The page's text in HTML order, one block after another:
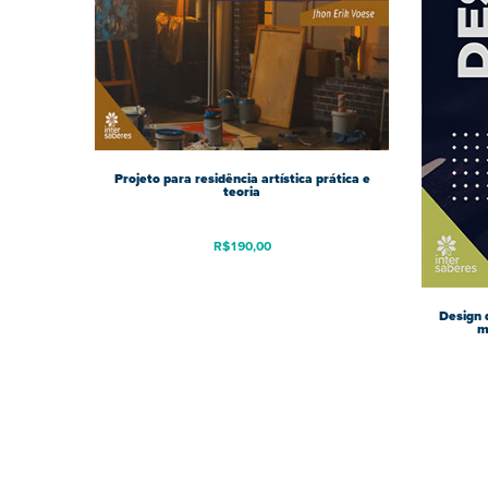
Projeto para residência artística prática e
teoria
R$190,00
Design